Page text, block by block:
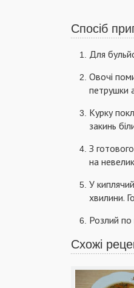
Спосіб
Для
Овочі
петрушки
Курку
закинь
З
на
У
хвилини.
Розлий по
Схожі